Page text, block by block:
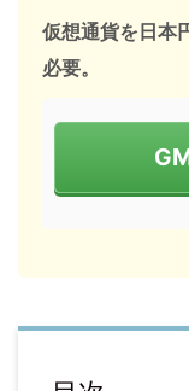
仮想通貨を日本
必要。